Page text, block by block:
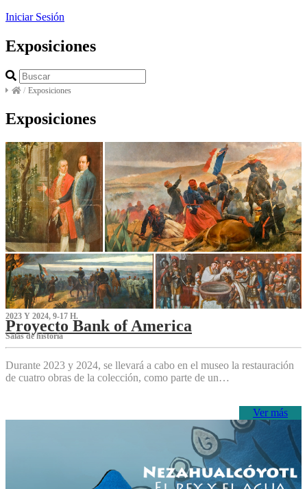
Iniciar Sesión
Exposiciones
/ Exposiciones
Exposiciones
2023 Y 2024, 9-17 H.
Proyecto Bank of America
S‌alas de historia
Durante 2023 y 2024, se llevará a cabo en el museo la restauración
de cuatro obras de la colección, como parte de un…
Ver más